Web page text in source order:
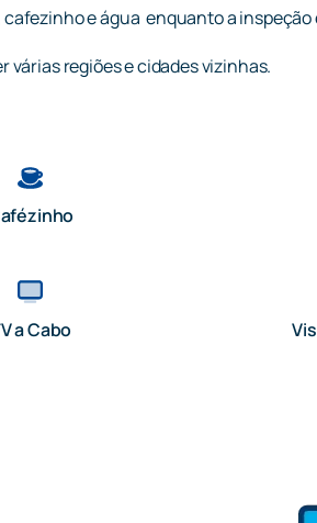
e água enquanto a inspeção
várias regiões e cidades vizinhas.
a Cabo